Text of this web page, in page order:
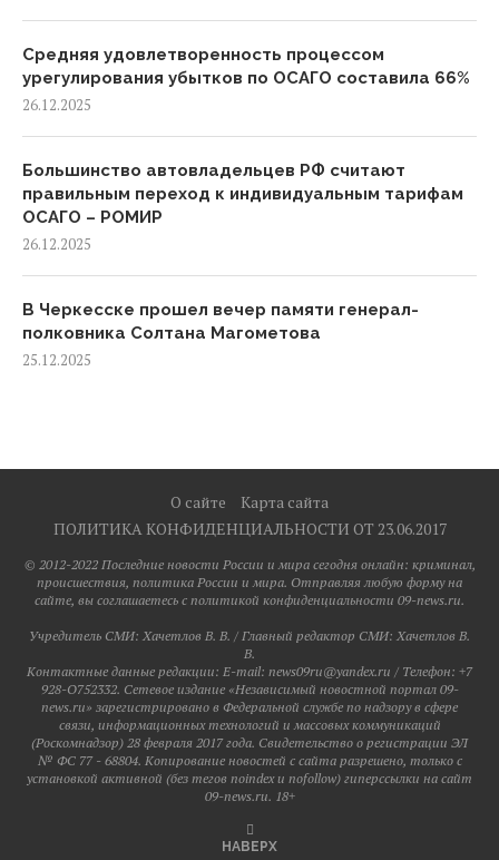
Средняя удовлетворенность процессом
урегулирования убытков по ОСАГО составила 66%
26.12.2025
Большинство автовладельцев РФ считают
правильным переход к индивидуальным тарифам
ОСАГО – РОМИР
26.12.2025
В Черкесске прошел вечер памяти генерал-
полковника Солтана Магометова
25.12.2025
О сайте
Карта сайта
ПОЛИТИКА КОНФИДЕНЦИАЛЬНОСТИ ОТ 23.06.2017
© 2012-2022 Последние новости России и мира сегодня онлайн: криминал,
происшествия, политика России и мира. Отправляя любую форму на
сайте, вы соглашаетесь с политикой конфиденциальности 09-news.ru.
Учредитель СМИ: Хaчeтлoв B. B. / Главный редактор СМИ: Хaчeтлoв B.
B.
Контактные данные редакции: E-mail: news09ru@yandex.ru / Телефон: +7
928-O752332. Сетевое издание «Независимый новостной портал 09-
news.ru» зарегистрировано в Федеральной службе по надзору в сфере
связи, информационных технологий и массовых коммуникаций
(Роскомнадзор) 28 февраля 2017 года. Свидетельство о регистрации ЭЛ
№ ФС 77 - 68804. Копирование новостей с сайта разрешено, только с
установкой активной (без тегов noindex и nofollow) гиперссылки на сайт
09-news.ru. 18+
НАВЕРХ